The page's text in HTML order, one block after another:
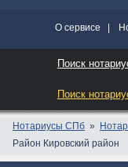
О сервисе
Поиск
Поиск
Нотариусы СПб
Район Кировский район